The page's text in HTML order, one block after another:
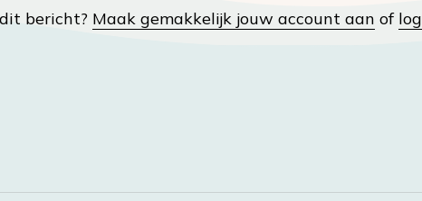
bericht? Maak gemakkelijk jouw account aan of